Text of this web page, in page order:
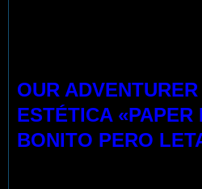
OUR
ESTÉTICA «PAPER
BONITO PERO